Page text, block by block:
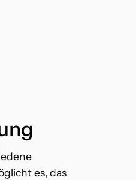
es, das